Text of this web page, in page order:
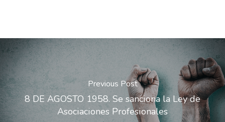
Previous Post
8 DE AGOSTO 1958. Se sanciona la Ley de
Asociaciones Profesionales